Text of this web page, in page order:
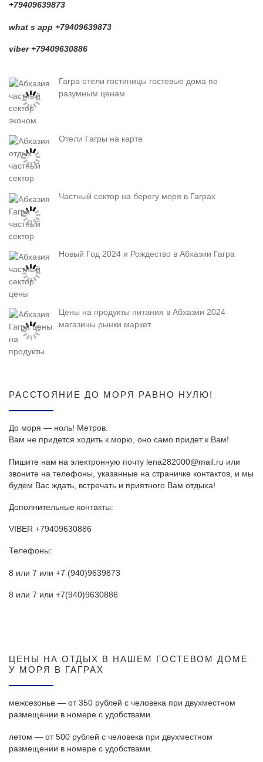
+79409639873
what s app +79409639873
viber +79409630886
Гагра отели гостиницы гостевые дома по
разумным ценам
Отели Гагры на карте
Частный сектор на берегу моря в Гаграх
Новый Год 2024 и Рождество в Абхазии Гагра
Цены на продукты питания в Абхазии 2024
магазины рынки маркет
РАССТОЯНИЕ ДО МОРЯ РАВНО НУЛЮ!
До моря — ноль! Метров.
Вам не придется ходить к морю, оно само придет к Вам!
Пишите нам на электронную почту lena282000@mail.ru или
звоните на телефоны, указанные на страничке контактов, и мы
будем Вас ждать, встречать и приятного Вам отдыха!
Дополнительные контакты:
VIBER +79409630886
Телефоны:
8 или 7 или +7 (940)9639873
8 или 7 или +7(940)9630886
ЦЕНЫ НА ОТДЫХ В НАШЕМ ГОСТЕВОМ ДОМЕ
У МОРЯ В ГАГРАХ
межсезонье — от 350 рублей с человека при двухместном
размещении в номере с удобствами.
летом — от 500 рублей с человека при двухместном
размещении в номере с удобствами.